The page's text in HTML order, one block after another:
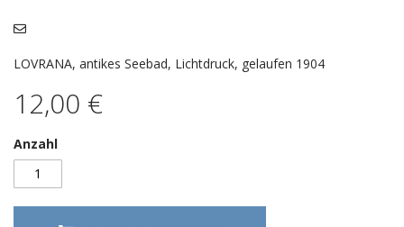
LOVRANA, antikes Seebad, Lichtdruck, gelaufen 1904
12,00 €
Anzahl
springen